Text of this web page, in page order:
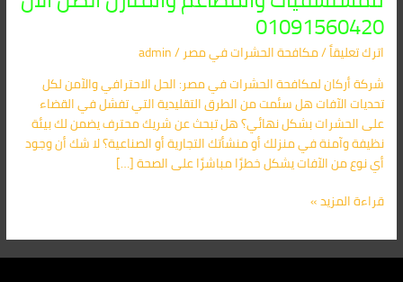
01091560420
اترك تعليقاً/مكافحة الحشرات في مصر/
admin
شركة أركان لمكافحة الحشرات في مصر: الحل الاحترافي والآمن لكل
تحديات الآفات هل سئمت من الطرق التقليدية التي تفشل في القضاء
على الحشرات بشكل نهائي؟ هل تبحث عن شريك محترف يضمن لك بيئة
نظيفة وآمنة في منزلك أو منشأتك التجارية أو الصناعية؟ لا شك أن وجود
أي نوع من الآفات يشكل خطرًا مباشرًا على الصحة […]
قراءة المزيد »